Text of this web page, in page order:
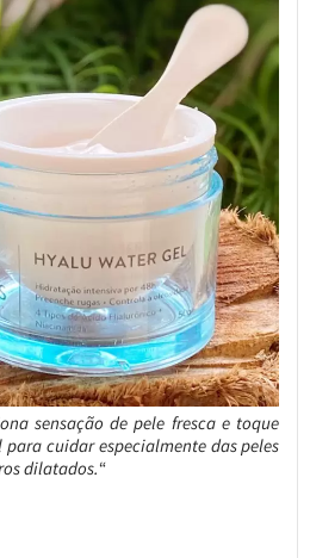
sensação de pele fresca e toque
cuidar especialmente das peles
dilatados.“